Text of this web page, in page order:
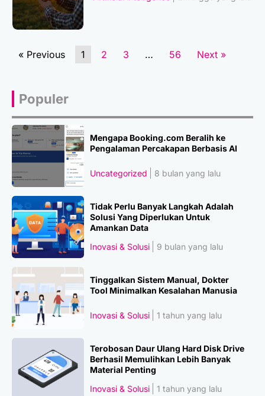
« Previous 1 2 3 … 56 Next »
Populer
Mengapa Booking.com Beralih ke
Pengalaman Percakapan Berbasis AI
Uncategorized 8 bulan yang lalu
Tidak Perlu Banyak Langkah Adalah
Solusi Yang Diperlukan Untuk
Amankan Data
Inovasi & Solusi
9 bulan yang lalu
Tinggalkan Sistem Manual, Dokter
Tool Minimalkan Kesalahan Manusia
Inovasi & Solusi 1 tahun yang lalu
Terobosan Daur Ulang Hard Disk Drive
Berhasil Memulihkan Lebih Banyak
Material Penting
Inovasi & Solusi
1 tahun yang lalu